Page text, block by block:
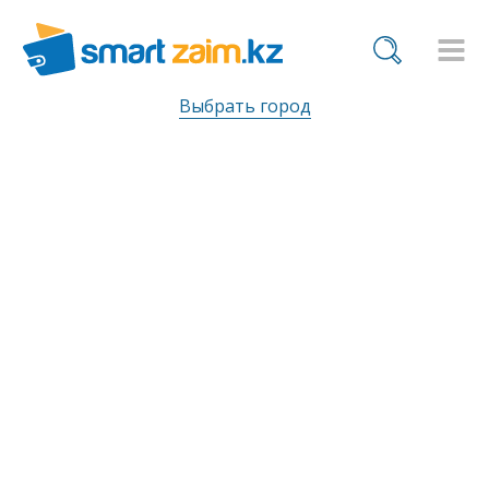
Выбрать город